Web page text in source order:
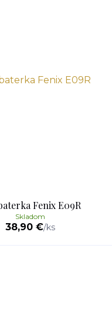
Fenix E09R
38,90 €/ks
Skladom